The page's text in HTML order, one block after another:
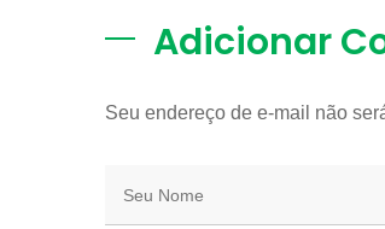
Adicionar
Seu endereço de e-mail não